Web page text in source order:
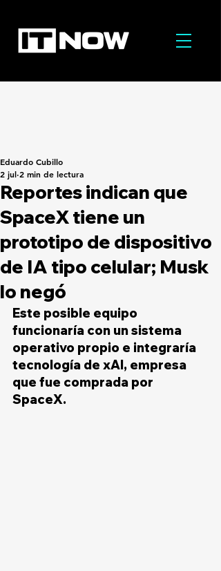
Reportes indican que
SpaceX tiene un
prototipo de dispositivo
de IA tipo celular; Musk
lo negó
Eduardo Cubillo
2 jul 2 min de lectura
Este posible equipo
funcionaría con un sistema
operativo propio e integraría
tecnología de xAI, empresa
que fue comprada por
SpaceX.